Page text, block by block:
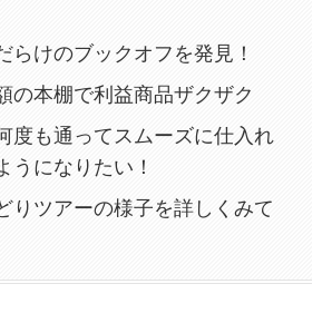
らけのブックオフを発見！
の本棚で利益商品ザクザク
度も通ってスムーズに仕入れ
うになりたい！
りツアーの様子を詳しくみて